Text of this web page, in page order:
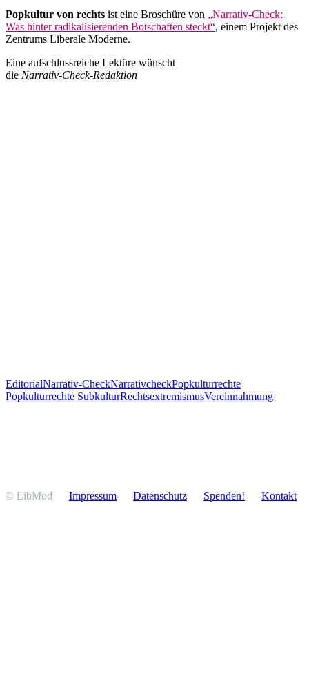
Popkultur von rechts ist eine Broschüre von „Narrativ-Check:
Was hinter radika­li­sie­renden Botschaften steckt“, einem Projekt des
Zentrums Liberale Moderne.
Eine aufschluss­reiche Lektüre wünscht
die Narrativ-Check-Redaktion
EditorialNarrativ-CheckNarrativcheckPopkulturrechte
Popkulturrechte SubkulturRechtsextremismusVereinnahmung
© LibMod Impressum Daten­schutz Spenden! Kontakt